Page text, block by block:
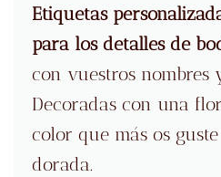
Etiquetas
para los detalles de
con vuestros nombres
Decoradas con una
color que más os
dorada.